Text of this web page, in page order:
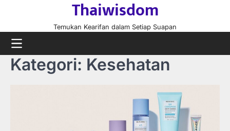
content
Thaiwisdom
Temukan Kearifan dalam Setiap Suapan
Kategori: Kesehatan